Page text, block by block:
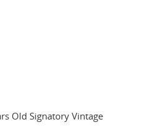
Old Signatory Vintage